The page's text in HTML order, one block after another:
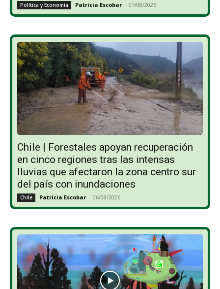
Política y Economía Patricia Escobar - 07/08/2026
Chile | Forestales apoyan recuperación
en cinco regiones tras las intensas
lluvias que afectaron la zona centro sur
del país con inundaciones
Chile Patricia Escobar - 06/08/2026